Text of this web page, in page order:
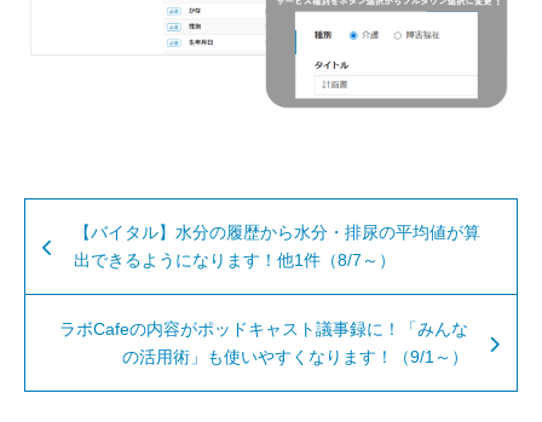
【バイタル】水分の履歴から水分・排尿の平均値が算
出できるようになります！他1件（8/7～）
ラボCafeの内容がポッドキャスト議事録に！「みんな
の活用術」も使いやすくなります！（9/1～）